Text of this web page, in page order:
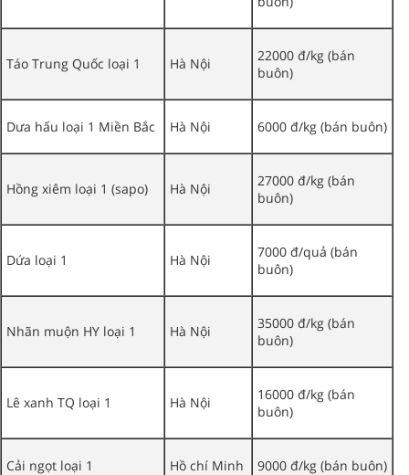
Táo Trung Quốc loại 1 Hà Nội
22000 đ/kg (bán
buôn)
Dưa hấu loại 1 Miền Bắc Hà Nội 6000 đ/kg (bán buôn)
Hồng xiêm loại 1 (sapo) Hà Nội
27000 đ/kg (bán
buôn)
Dứa loại 1 Hà Nội
7000 đ/quả (bán
buôn)
Nhãn muộn HY loại 1 Hà Nội
35000 đ/kg (bán
buôn)
Lê xanh TQ loại 1 Hà Nội
16000 đ/kg (bán
buôn)
Cải ngọt loại 1 Hồ chí Minh 9000 đ/kg (bán buôn)